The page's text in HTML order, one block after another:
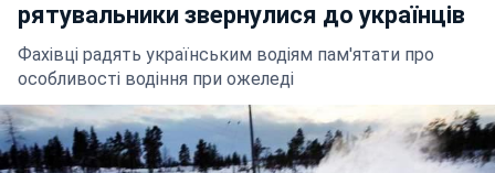
рятувальники звернулися до українців
Фахівці радять українським водіям пам'ятати про
особливості водіння при ожеледі